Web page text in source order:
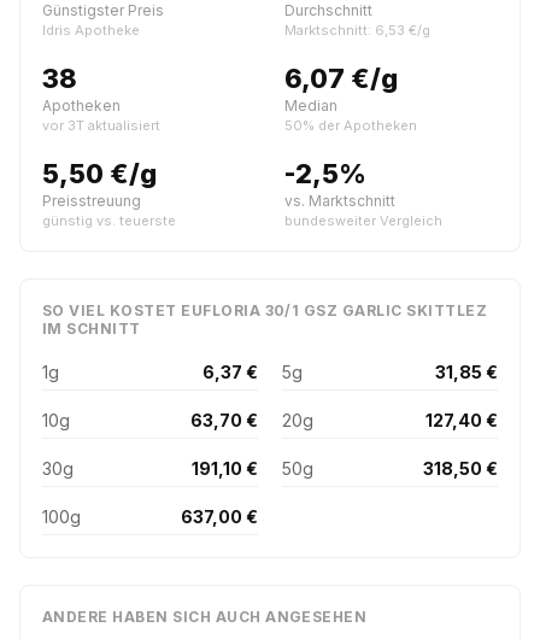
Günstigster Preis
Idris Apotheke
Durchschnitt
Marktschnitt: 6,53 €/g
38
Apotheken
vor 3T aktualisiert
6,07 €/g
Median
50% der Apotheken
5,50 €/g
Preisstreuung
günstig vs. teuerste
-2,5%
vs. Marktschnitt
bundesweiter Vergleich
SO VIEL KOSTET EUFLORIA 30/1 GSZ GARLIC SKITTLEZ
IM SCHNITT
1g 6,37 € 5g 31,85 €
10g 63,70 € 20g 127,40 €
30g 191,10 € 50g 318,50 €
100g 637,00 €
ANDERE HABEN SICH AUCH ANGESEHEN